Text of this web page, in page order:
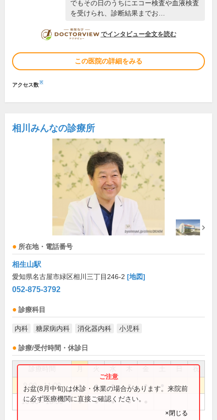
でもその日のうちにエコー検査や血液検査
を受けられ、診断結果までお…
DOCTORVIEW
でインタビュー全文を読む
この医院の詳細をみる
アクセス数※
相川みんなの診療所
所在地・電話番号
相生山駅
愛知県名古屋市緑区相川三丁目246-2 [地図]
052-875-3792
診療科目
内科 糖尿病内科 消化器内科 小児科
診療/受付時間・休診日
祝
9:00～11:00 ● ● ● ● ●
16:00～18:00 ● ● ● ●
お盆(8月中旬)は休診・休業の場合があります。来院前
に必ず医療機関に直接ご確認ください。
×閉じる